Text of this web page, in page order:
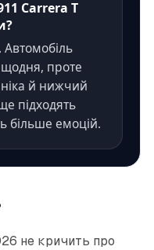
Carrera T
проте
й нижчий
підходять
більше емоцій.
не кричить про